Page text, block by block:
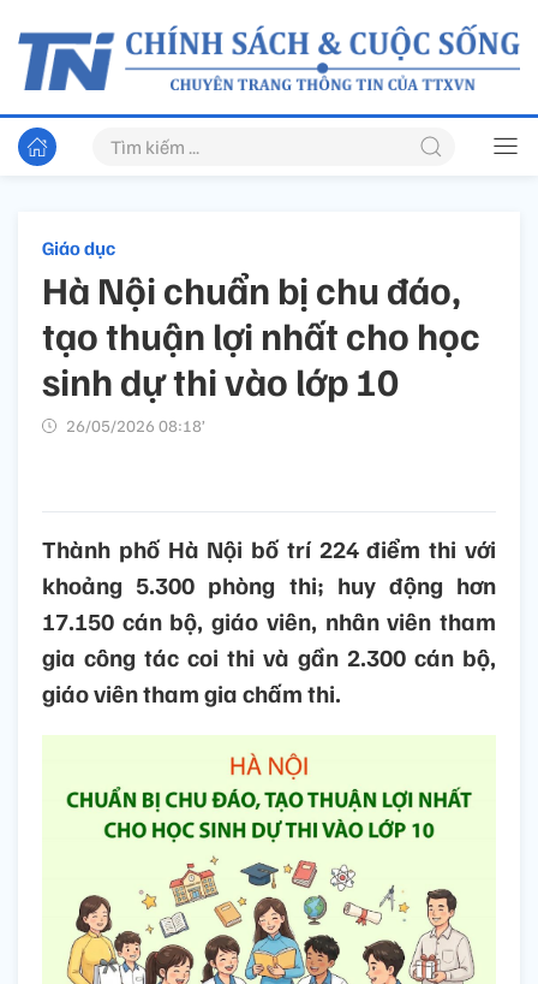
Giáo dục
Hà Nội chuẩn bị chu đáo,
tạo thuận lợi nhất cho học
sinh dự thi vào lớp 10
26/05/2026 08:18’
Thành phố Hà Nội bố trí 224 điểm thi với
khoảng 5.300 phòng thi; huy động hơn
17.150 cán bộ, giáo viên, nhân viên tham
gia công tác coi thi và gần 2.300 cán bộ,
giáo viên tham gia chấm thi.